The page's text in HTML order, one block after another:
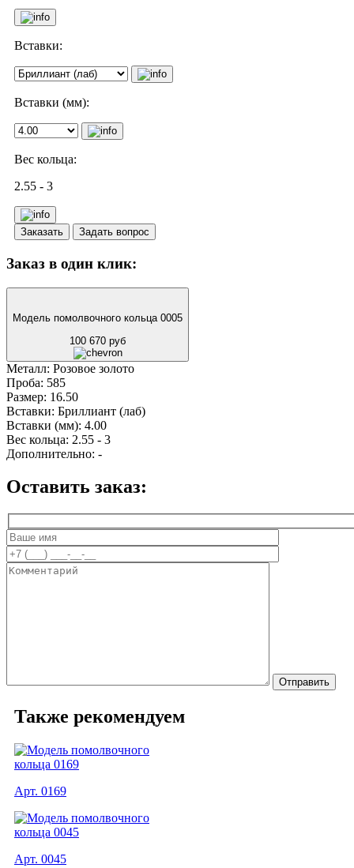
Вставки:
Вставки (мм):
Вес кольца:
2.55 - 3
Заказать Задать вопрос
Заказ в один клик:
Модель помолвочного кольца 0005
100 670 руб
Металл: Розовое золото
Проба: 585
Размер: 16.50
Вставки: Бриллиант (лаб)
Вставки (мм): 4.00
Вес кольца: 2.55 - 3
Дополнительно: -
Оставить заказ:
Также рекомендуем
Арт. 0169
Арт. 0045